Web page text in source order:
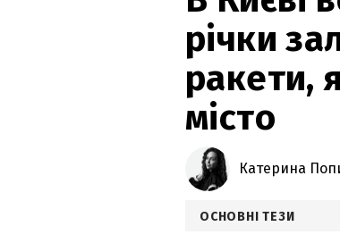
річки
ракети,
місто
Катерина
ОСНОВНІ ТЕЗИ